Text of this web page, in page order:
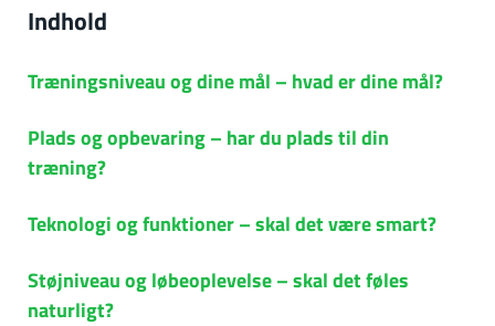
Indhold
Træningsniveau og dine mål – hvad er dine mål?
Plads og opbevaring – har du plads til din
træning?
Teknologi og funktioner – skal det være smart?
Støjniveau og løbeoplevelse – skal det føles
naturligt?